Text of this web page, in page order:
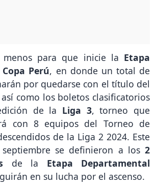
menos para que inicie la Etapa
Copa Perú, en donde un total de
por quedarse con el título del
así como los boletos clasificatorios
de la Liga 3, torneo que
con 8 equipos del Torneo de
de la Liga 2 2024. Este
se definieron a los 2
de la Etapa Departamental
en su lucha por el ascenso.